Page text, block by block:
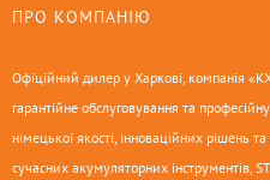
ПРО КОМПАНІЮ
Офіційний дилер у Харкові, компанія
гарантійне обслуговування та
німецької якості, інноваційних рішень
сучасних акумуляторних інструментів,